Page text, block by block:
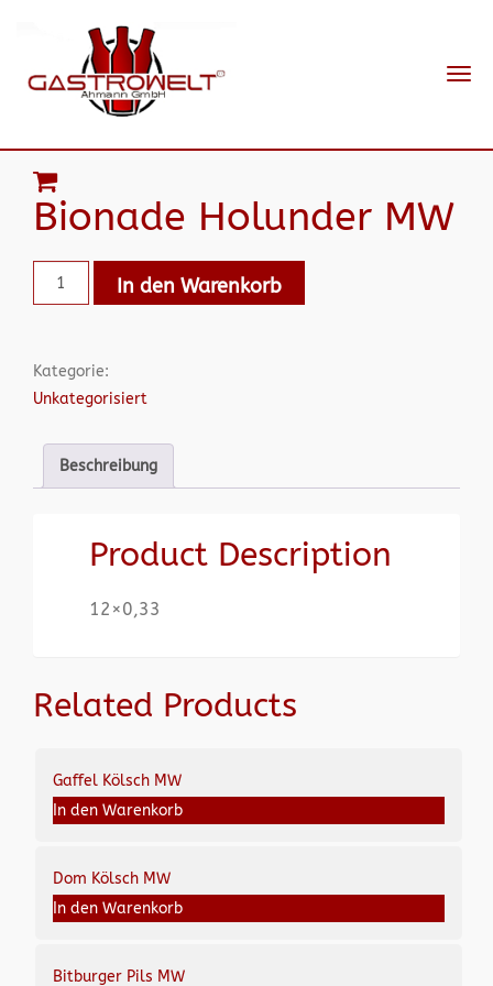
Bionade Holunder MW
In den Warenkorb
Kategorie:
Unkategorisiert
Beschreibung
Product Description
12×0,33
Related Products
Gaffel Kölsch MW
In den Warenkorb
Dom Kölsch MW
In den Warenkorb
Bitburger Pils MW